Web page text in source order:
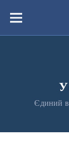
вмістуМеню
Єдиний